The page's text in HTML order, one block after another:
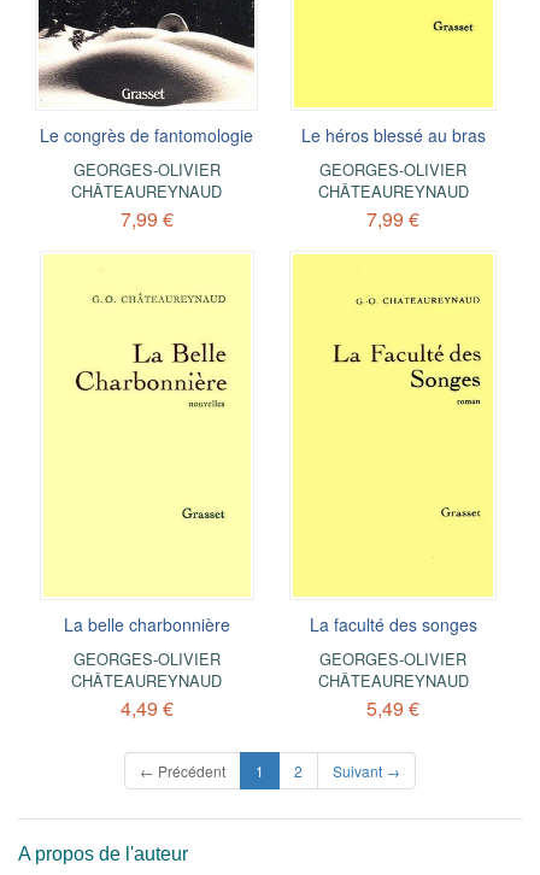
Le congrès de fantomologie
GEORGES-OLIVIER
CHÂTEAUREYNAUD
7,99 €
Le héros blessé au bras
GEORGES-OLIVIER
CHÂTEAUREYNAUD
7,99 €
La belle charbonnière
GEORGES-OLIVIER
CHÂTEAUREYNAUD
4,49 €
La faculté des songes
GEORGES-OLIVIER
CHÂTEAUREYNAUD
5,49 €
← Précédent 1 (current)
2 Suivant →
A propos de l'auteur